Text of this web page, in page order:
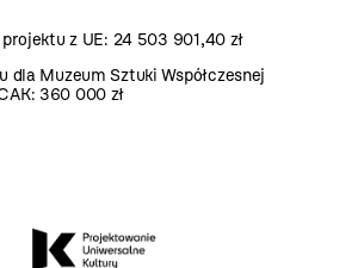
z UE: 24 503 901,40 zł
dla Muzeum Sztuki Współczesnej
360 000 zł